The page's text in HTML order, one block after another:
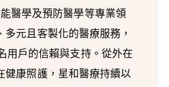
醫學及預防醫學等專業領
多元且客製化的醫療服務，
用戶的信賴與支持。從外在
健康照護，星和醫療持續以